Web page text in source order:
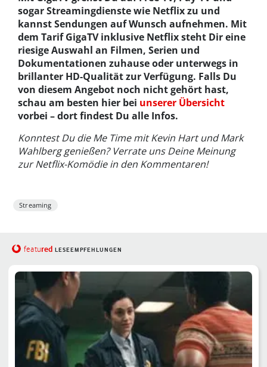
sogar Streamingdienste wie Netflix zu und
kannst Sendungen auf Wunsch aufnehmen. Mit
dem Tarif GigaTV inklusive Netflix steht Dir eine
riesige Auswahl an Filmen, Serien und
Dokumentationen zuhause oder unterwegs in
brillanter HD-Qualität zur Verfügung. Falls Du
von diesem Angebot noch nicht gehört hast,
schau am besten hier bei unserer Übersicht
vorbei – dort findest Du alle Infos.
Konntest Du die Me Time mit Kevin Hart und Mark
Wahlberg genießen? Verrate uns Deine Meinung
zur Netflix-Komödie in den Kommentaren!
Streaming
featured LESEEMPFEHLUNGEN